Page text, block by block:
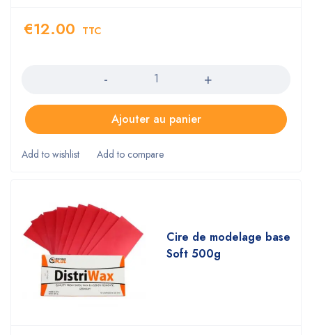
€12.00 TTC
Ajouter au panier
Cire de modelage base
Soft 500g